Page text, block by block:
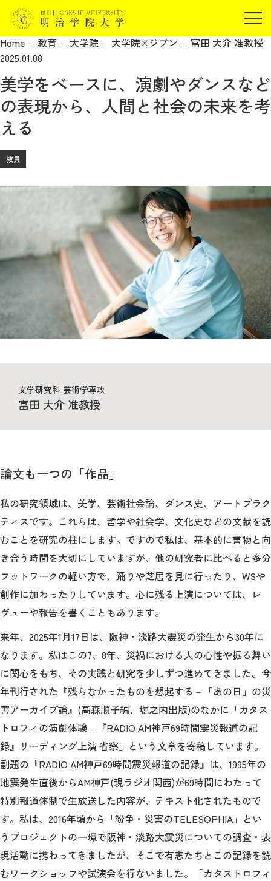
在学生の方
保証人の方
企業・研究者の方
明治学院大学について
教育
学生生活
留学・国際交流
キャリア
入試情報サイト
2026年9月入学者向け 新入生サイト
MGグッズ オンラインショップ
（外部サイト）
アクセス
キャンパス
案内
入試情報
お問合わせ 取材・撮影 資料請求
Home 教育 大学院 大学院×ジブン
富田 大介 准教授
2025.01.08
美学をベースに、演劇やダンスなど
の表現から、人間と社会の未来を考
える
教員
文学研究科 芸術学専攻
富田 大介 准教授
論文も一つの「作品」
私の研究領域は、美学、芸術社会論、ダンス史、アートプラク
ティスです。これらは、哲学や社会学、文化史などの文献を読
むことを研究の柱にします。ですので私は、基本的に書物と向
き合う時間を大切にしていますが、他の研究者に比べると多分
フットワークの軽い方で、踊りや芝居を見に行ったり、WSや
創作に加わったりしています。心に残る上演については、レ
ヴューや報告を書くこともあります。
来年、2025年1月17日は、阪神・淡路大震災の発生から30年に
なります。私はこの7、8年、災禍における人の心性や振る舞い
に関心をもち、その実践と研究を少しずつ進めてきました。今
年刊行された『残らなかったものを想起する－「あの日」の災
害アーカイブ論』(高森順子編、堀之内出版)のなかに「カタス
トロフィの演劇体験－『RADIO AM神戸69時間震災報道の記
録』リーディング上演 省察」という文章を寄稿しています。
副題の『RADIO AM神戸69時間震災報道の記録』は、1995年の
地震発生直後からAM神戸(現ラジオ関西)が69時間にわたって
特別報道体制で生放送した内容が、テキスト化されたもので
す。私は、2016年頃から「紛争・災害のTELESOPHIA」とい
うプロジェクトの一環で阪神・淡路大震災についての調査・表
現活動に携わってきましたが、そこで有志たちとこの記録を読
むワークショップや試演会を行ないました。「カタストロフィ